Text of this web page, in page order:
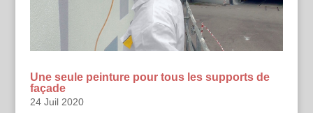
Une seule peinture pour tous les supports de
façade
24 Juil 2020